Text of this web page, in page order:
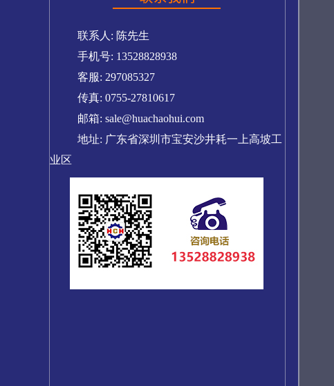
联系人: 陈先生
手机号: 13528828938
客服: 297085327
传真: 0755-27810617
邮箱: sale@huachaohui.com
地址: 广东省深圳市宝安沙井耗一上高坡工
业区